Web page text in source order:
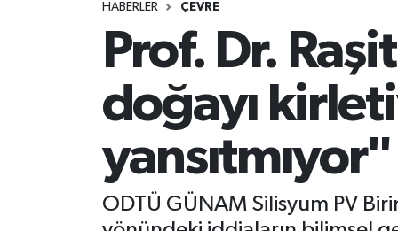
HABERLER ÇEVRE
Prof. Dr.
doğayı
yansıtmıyor"
ODTÜ GÜNAM Silisyum PV
TURİZM
Namaz Vakitleri
Süper Lig Puan Durumu ve Fikstür
Tüm Manşetler
Son Dakika Haberleri